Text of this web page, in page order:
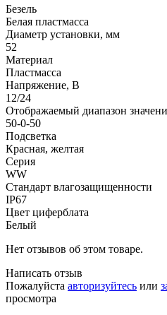
Безель
Белая пластмасса
Диаметр установки, мм
52
Материал
Пластмасса
Напряжение, В
12/24
Отображаемый диапазон
50-0-50
Подсветка
Красная, желтая
Серия
WW
Стандарт влагозащищенности
IP67
Цвет циферблата
Белый
Нет отзывов об этом товаре.
Написать отзыв
Пожалуйста авторизуйтесь или
просмотра